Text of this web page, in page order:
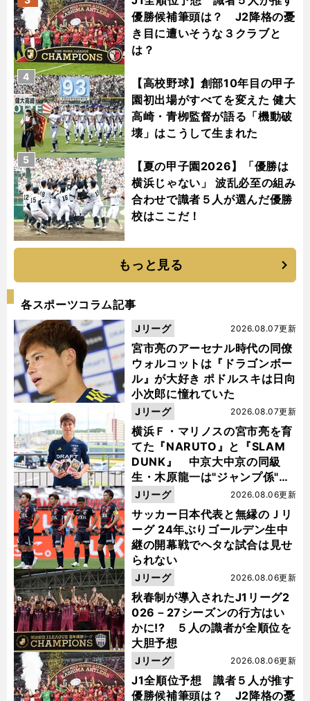
優勝候補筆頭は？ J2降格の憂
き目に遭いそうな３クラブと
は？
【高校野球】創部10年目の甲子
園初出場がすべてを変えた 健大
高崎・青栁監督が語る「機動破
壊」はこうして生まれた
4
【夏の甲子園2026】「優勝は
横浜じゃない」 波乱必至の組み
合わせで識者５人が選んだ優勝
校はここだ！
5
もっと見る
各スポーツコラム記事
宮市亮のアーセナル時代の同僚
ウォルコットは『ドラゴンボー
ル』が大好き ポドルスキは日向
小次郎に憧れていた
2026.08.07更新
Jリーグ
横浜Ｆ・マリノスの宮市亮を育
てた『NARUTO』と『SLAM
DUNK』 中京大中京の同級
生・木原龍一は"ジャンプ係"だ
った
2026.08.07更新
Jリーグ
サッカー日本代表と無縁のＪリ
ーグ 24年ぶりゴールデン生中
継の開幕戦でヘタな試合は見せ
られない
2026.08.06更新
Jリーグ
秋春制が導入されたJ1リーグ2
026－27シーズンの行方はい
かに!? ５人の識者が全順位を
大胆予想
2026.08.06更新
Jリーグ
J1全順位予想 識者５人が推す
優勝候補筆頭は？ J2降格の憂
2026.08.06更新
Jリーグ